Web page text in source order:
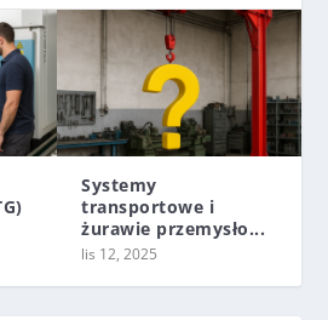
Systemy
transportowe i
żurawie przemysło...
lis 12, 2025